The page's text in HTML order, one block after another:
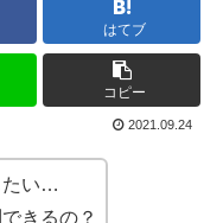
はてブ
コピー
2021.09.24
たい…
きるの？